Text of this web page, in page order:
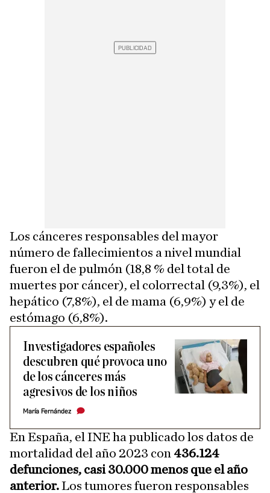
Los cánceres responsables del mayor
número de fallecimientos a nivel mundial
fueron el de pulmón (18,8 % del total de
muertes por cáncer), el colorrectal (9,3%), el
hepático (7,8%), el de mama (6,9%) y el de
estómago (6,8%).
Investigadores españoles
descubren qué provoca uno
de los cánceres más
agresivos de los niños
María Fernández
En España, el INE ha publicado los datos de
mortalidad del año 2023 con 436.124
defunciones, casi 30.000 menos que el año
anterior.Los tumores fueron responsables